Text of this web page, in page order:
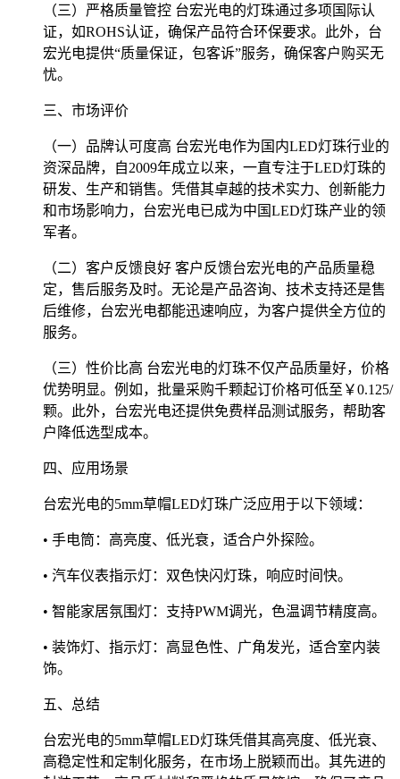
（三）严格质量管控 台宏光电的灯珠通过多项国际认
证，如ROHS认证，确保产品符合环保要求。此外，台
宏光电提供“质量保证，包客诉”服务，确保客户购买无
忧。
三、市场评价
（一）品牌认可度高 台宏光电作为国内LED灯珠行业的
资深品牌，自2009年成立以来，一直专注于LED灯珠的
研发、生产和销售。凭借其卓越的技术实力、创新能力
和市场影响力，台宏光电已成为中国LED灯珠产业的领
军者。
（二）客户反馈良好 客户反馈台宏光电的产品质量稳
定，售后服务及时。无论是产品咨询、技术支持还是售
后维修，台宏光电都能迅速响应，为客户提供全方位的
服务。
（三）性价比高 台宏光电的灯珠不仅产品质量好，价格
优势明显。例如，批量采购千颗起订价格可低至￥0.125/
颗。此外，台宏光电还提供免费样品测试服务，帮助客
户降低选型成本。
四、应用场景
台宏光电的5mm草帽LED灯珠广泛应用于以下领域：
• 手电筒：高亮度、低光衰，适合户外探险。
• 汽车仪表指示灯：双色快闪灯珠，响应时间快。
• 智能家居氛围灯：支持PWM调光，色温调节精度高。
• 装饰灯、指示灯：高显色性、广角发光，适合室内装
饰。
五、总结
台宏光电的5mm草帽LED灯珠凭借其高亮度、低光衰、
高稳定性和定制化服务，在市场上脱颖而出。其先进的